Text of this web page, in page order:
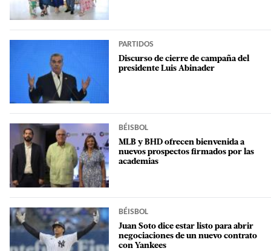
PARTIDOS
Discurso de cierre de campaña del
presidente Luis Abinader
BÉISBOL
MLB y BHD ofrecen bienvenida a
nuevos prospectos firmados por las
academias
BÉISBOL
Juan Soto dice estar listo para abrir
negociaciones de un nuevo contrato
con Yankees